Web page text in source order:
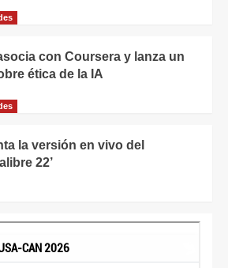
con Coursera y lanza un
ética de la IA
la versión en vivo del
22’